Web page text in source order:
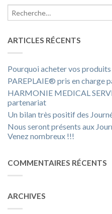
ARTICLES RÉCENTS
Pourquoi acheter vos
PAREPLAIE® pris en charge
HARMONIE MEDICAL
partenariat
Un bilan très positif des
Nous seront présents aux
Venez nombreux !!!
COMMENTAIRES RÉCENTS
ARCHIVES